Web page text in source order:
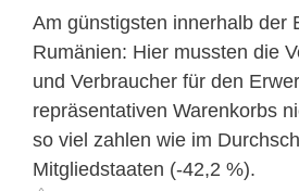
Am günstigsten innerhalb der
Rumänien: Hier mussten die
und Verbraucher für den
repräsentativen Warenkorbs
so viel zahlen wie im
Mitgliedstaaten (-42,2 %).